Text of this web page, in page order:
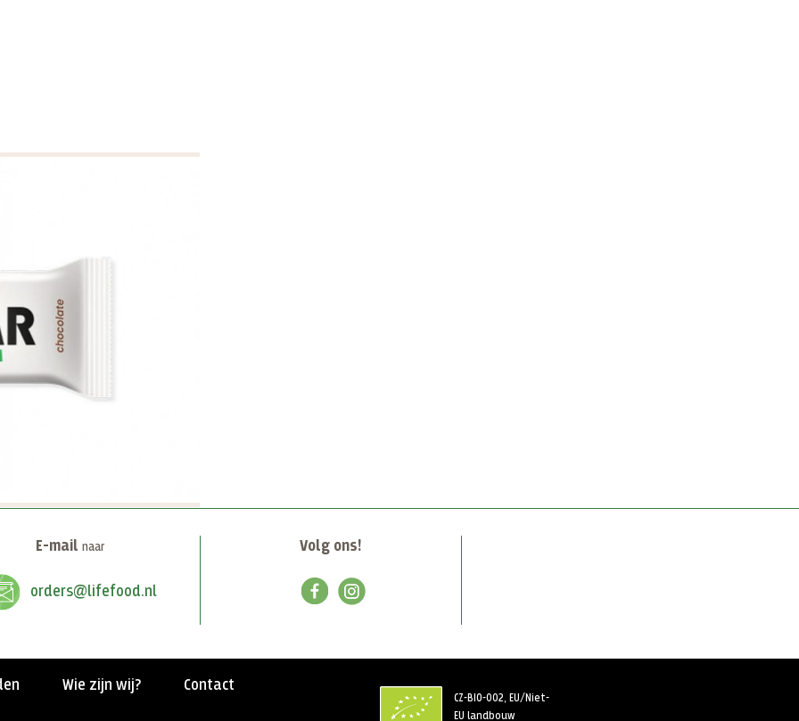
E-mail naar
orders@lifefood.nl
Volg ons!
Wie zijn wij? Contact
CZ-BIO-002, EU/Niet-
EU landbouw